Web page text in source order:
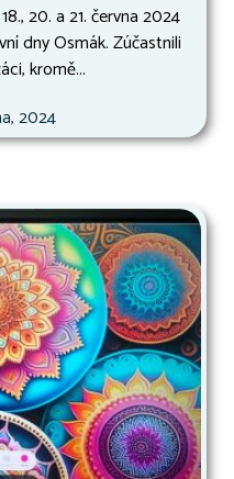
20. a 21. června 2024
dny Osmák. Zúčastnili
kromě...
2024